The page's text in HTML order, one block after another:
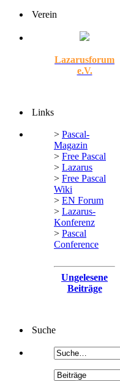
Verein
Lazarusforum
e.V.
Links
> Pascal-
Magazin
> Free Pascal
> Lazarus
> Free Pascal
Wiki
> EN Forum
> Lazarus-
Konferenz
> Pascal
Conference
Ungelesene
Beiträge
Suche